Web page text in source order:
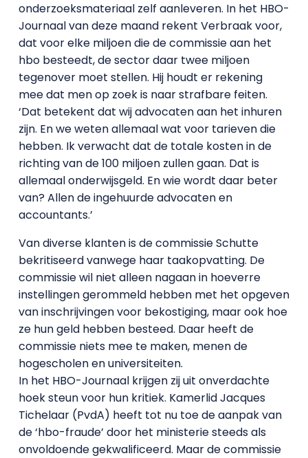
onderzoeksmateriaal zelf aanleveren. In het HBO-
Journaal van deze maand rekent Verbraak voor,
dat voor elke miljoen die de commissie aan het
hbo besteedt, de sector daar twee miljoen
tegenover moet stellen. Hij houdt er rekening
mee dat men op zoek is naar strafbare feiten.
‘Dat betekent dat wij advocaten aan het inhuren
zijn. En we weten allemaal wat voor tarieven die
hebben. Ik verwacht dat de totale kosten in de
richting van de 100 miljoen zullen gaan. Dat is
allemaal onderwijsgeld. En wie wordt daar beter
van? Allen de ingehuurde advocaten en
accountants.’
Van diverse klanten is de commissie Schutte
bekritiseerd vanwege haar taakopvatting. De
commissie wil niet alleen nagaan in hoeverre
instellingen gerommeld hebben met het opgeven
van inschrijvingen voor bekostiging, maar ook hoe
ze hun geld hebben besteed. Daar heeft de
commissie niets mee te maken, menen de
hogescholen en universiteiten.
In het HBO-Journaal krijgen zij uit onverdachte
hoek steun voor hun kritiek. Kamerlid Jacques
Tichelaar (PvdA) heeft tot nu toe de aanpak van
de ‘hbo-fraude’ door het ministerie steeds als
onvoldoende gekwalificeerd. Maar de commissie